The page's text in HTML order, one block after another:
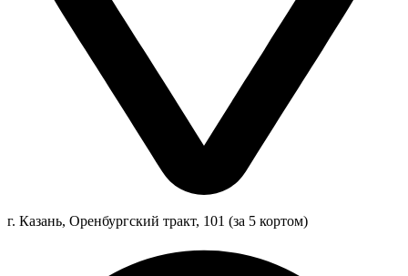
г. Казань, Оренбургский тракт, 101 (за 5 кортом)